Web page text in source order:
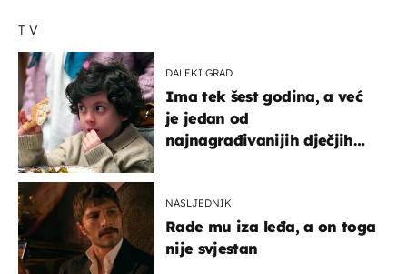
TV
DALEKI GRAD
Ima tek šest godina, a već
je jedan od
najnagrađivanijih dječjih
NASLJEDNIK
Rade mu iza leđa, a on toga
nije svjestan